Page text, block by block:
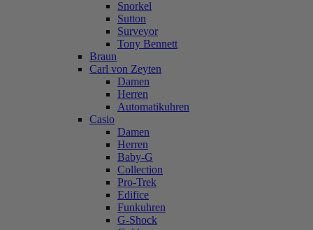
Snorkel
Sutton
Surveyor
Tony Bennett
Braun
Carl von Zeyten
Damen
Herren
Automatikuhren
Casio
Damen
Herren
Baby-G
Collection
Pro-Trek
Edifice
Funkuhren
G-Shock